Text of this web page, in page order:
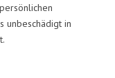
unbeschädigt in